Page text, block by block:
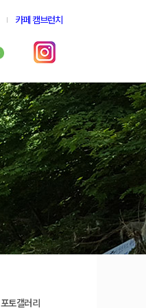
카페 캠브런치
포토갤러리